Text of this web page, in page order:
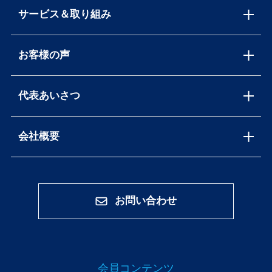
サービス＆取り組み
お客様の声
代表あいさつ
会社概要
お問い合わせ
会員コンテンツ